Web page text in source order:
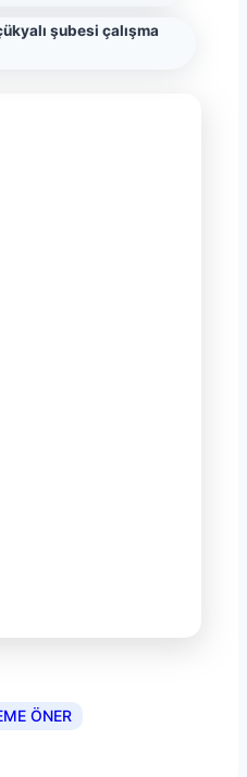
şubesi çalışma
ÖNER